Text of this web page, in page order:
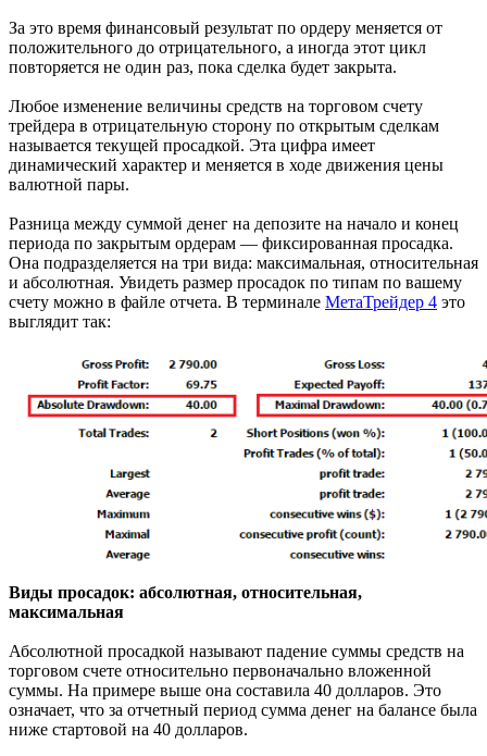
За это время финансовый результат по ордеру меняется от
положительного до отрицательного, а иногда этот цикл
повторяется не один раз, пока сделка будет закрыта.
Любое изменение величины средств на торговом счету
трейдера в отрицательную сторону по открытым сделкам
называется текущей просадкой. Эта цифра имеет
динамический характер и меняется в ходе движения цены
валютной пары.
Разница между суммой денег на депозите на начало и конец
периода по закрытым ордерам — фиксированная просадка.
Она подразделяется на три вида: максимальная, относительная
и абсолютная. Увидеть размер просадок по типам по вашему
счету можно в файле отчета. В терминале МетаТрейдер 4 это
выглядит так:
Виды просадок: абсолютная, относительная,
максимальная
Абсолютной просадкой называют падение суммы средств на
торговом счете относительно первоначально вложенной
суммы. На примере выше она составила 40 долларов. Это
означает, что за отчетный период сумма денег на балансе была
ниже стартовой на 40 долларов.